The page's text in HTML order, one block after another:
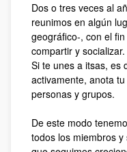
Dos o tres veces al
reunimos en algún
geográfico-, con el
compartir y socializar.
Si te unes a itsas, es
activamente, anota
personas y grupos.
De este modo
todos los miembros